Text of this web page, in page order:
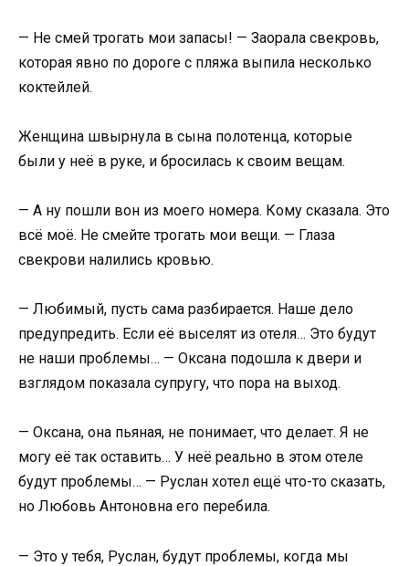
— Не смей трогать мои запасы! — Заорала свекровь,
которая явно по дороге с пляжа выпила несколько
коктейлей.
Женщина швырнула в сына полотенца, которые
были у неё в руке, и бросилась к своим вещам.
— А ну пошли вон из моего номера. Кому сказала. Это
всё моё. Не смейте трогать мои вещи. — Глаза
свекрови налились кровью.
— Любимый, пусть сама разбирается. Наше дело
предупредить. Если её выселят из отеля… Это будут
не наши проблемы… — Оксана подошла к двери и
взглядом показала супругу, что пора на выход.
— Оксана, она пьяная, не понимает, что делает. Я не
могу её так оставить… У неё реально в этом отеле
будут проблемы… — Руслан хотел ещё что-то сказать,
но Любовь Антоновна его перебила.
— Это у тебя, Руслан, будут проблемы, когда мы